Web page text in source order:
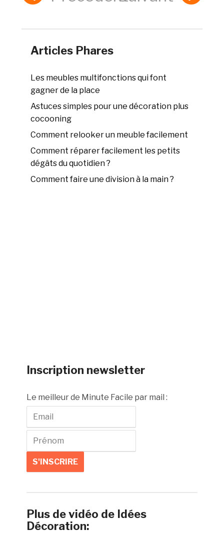
Articles Phares
Les meubles multifonctions qui font
gagner de la place
Astuces simples pour une décoration plus
cocooning
Comment relooker un meuble facilement
Comment réparer facilement les petits
dégâts du quotidien ?
Comment faire une division à la main ?
Inscription newsletter
Le meilleur de Minute Facile par mail :
Plus de vidéo de Idées
Décoration: